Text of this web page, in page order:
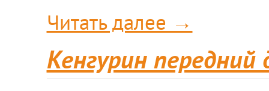
Читать далее →
Кенгурин передний